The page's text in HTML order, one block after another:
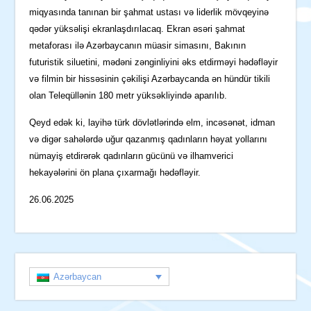
miqyasında tanınan bir şahmat ustası və liderlik mövqeyinə
qədər yüksəlişi ekranlaşdırılacaq. Ekran əsəri şahmat
metaforası ilə Azərbaycanın müasir simasını, Bakının
futuristik siluetini, mədəni zənginliyini əks etdirməyi hədəfləyir
və filmin bir hissəsinin çəkilişi Azərbaycanda ən hündür tikili
olan Teleqüllənin 180 metr yüksəkliyində aparılıb.
Qeyd edək ki, layihə türk dövlətlərində elm, incəsənət, idman
və digər sahələrdə uğur qazanmış qadınların həyat yollarını
nümayiş etdirərək qadınların gücünü və ilhamverici
hekayələrini ön plana çıxarmağı hədəfləyir.
26.06.2025
Azərbaycan